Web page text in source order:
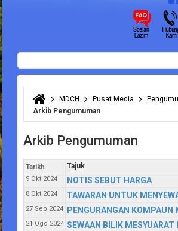
Borang carian
Anda di sini
MDCH Pusat Media
Arkib Pengumuman
Arkib Pengumuman
Tarikh Tajuk
9 Okt 2024 NOTIS SEBUT HARGA
8 Okt 2024 TAWARAN UNTUK
27 Sep 2024 PENGURANGAN
21 Ogo 2024 SEWAAN BILIK